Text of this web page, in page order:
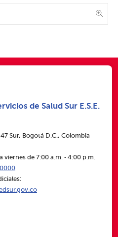
de Salud Sur E.S.E.
Sur, Bogotá D.C., Colombia
viernes de 7:00 a.m. ‑ 4:00 p.m.